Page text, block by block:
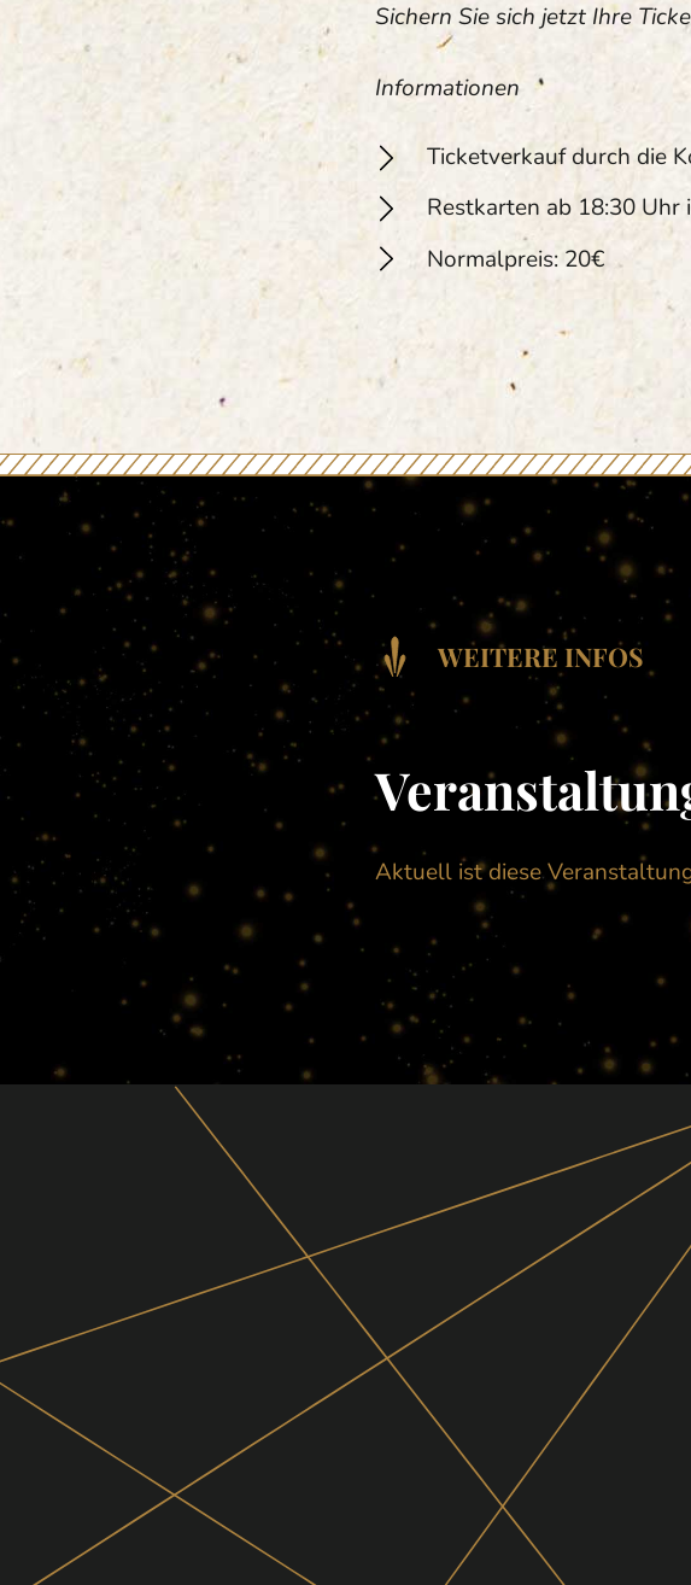
Sichern Sie sich jetzt Ihre
Informationen
Ticketverkauf durch die
Restkarten ab 18:30 Uhr
Normalpreis: 20€
WEITERE INFOS
Aktuell ist diese